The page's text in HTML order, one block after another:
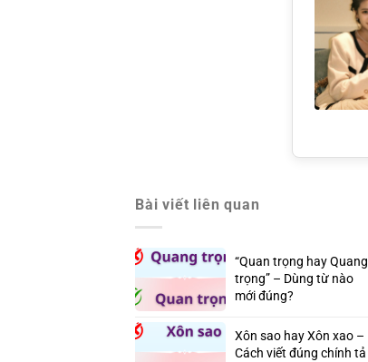
Bài viết liên quan
“Quan trọng hay Quang
trọng” – Dùng từ nào
mới đúng?
Xôn sao hay Xôn xao –
Cách viết đúng chính tả